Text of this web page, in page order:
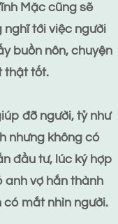
Mặc cũng sẽ
nghĩ tới việc người
buồn nôn, chuyện
thật tốt.
đỡ người, tỷ như
nhưng không có
đầu tư, lúc ký hợp
anh vợ hắn thành
mắt nhìn người.